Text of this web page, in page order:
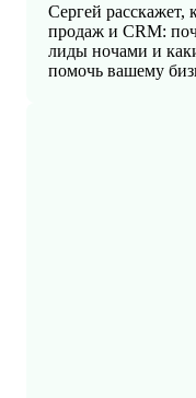
Сергей расскажет,
продаж и CRM:
лиды ночами и
помочь вашему